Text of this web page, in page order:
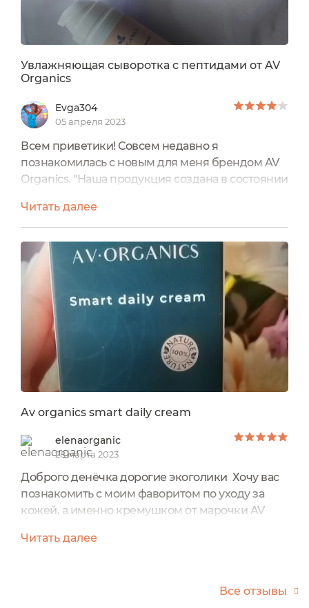
Увлажняющая сыворотка с пептидами от AV
Organics
Evga304
05 апреля 2023
Всем приветики! Совсем недавно я
познакомилась с новым для меня брендом AV
Organics. "Наша продукция создана в состоянии
транслируя это через каждое своё уходовое
средство, и подходит для женщин всех
возрастов". Позицией AV ORGANICS является
концепция less is more, то есть минимум
баночек - максимум результата и пользы.
Каждое средство мультифункционально...
Читать далее
Av organics smart daily cream
elenaorganic
28 марта 2023
Доброго денёчка дорогие экоголики Хочу вас
познакомить с моим фаворитом по уходу за
кожей, а именно кремушком от марочки AV
питательный кремушек теперь присутствует в
всего🙄Перед применением всегда тестируем
Читать далее
Все отзывы